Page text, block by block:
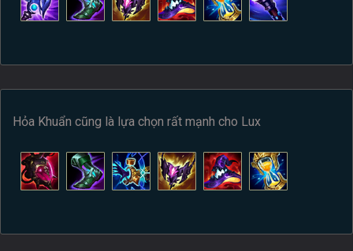
Hỏa Khuẩn cũng là lựa chọn rất mạnh cho Lux